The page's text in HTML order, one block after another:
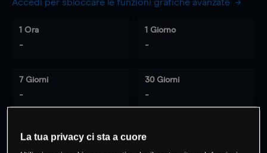
Accedi per sbloccare le funzioni grafiche avanzate
1 Ora
-
1 Giorno
-
7 Giorni
-
30 Giorni
-
% dei clienti hanno posizioni
La tua privacy ci sta a cuore